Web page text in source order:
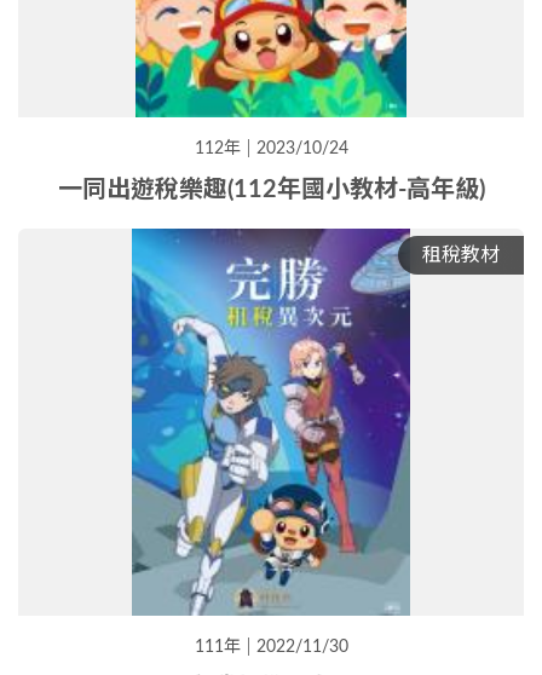
112年 2023/10/24
一同出遊稅樂趣(112年國小教材-高年級)
租稅教材
111年 2022/11/30